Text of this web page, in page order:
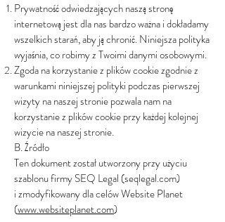
Prywatność odwiedzających naszą stronę
internetową jest dla nas bardzo ważna i dokładamy
wszelkich starań, aby ją chronić. Niniejsza polityka
wyjaśnia, co robimy z Twoimi danymi osobowymi.
Zgoda na korzystanie z plików cookie zgodnie z
warunkami niniejszej polityki podczas pierwszej
wizyty na naszej stronie pozwala nam na
korzystanie z plików cookie przy każdej kolejnej
wizycie na naszej stronie.
B. Źródło
Ten dokument został utworzony przy użyciu
szablonu firmy SEQ Legal (seqlegal.com)
i zmodyfikowany dla celów Website Planet
(www.websiteplanet.com)